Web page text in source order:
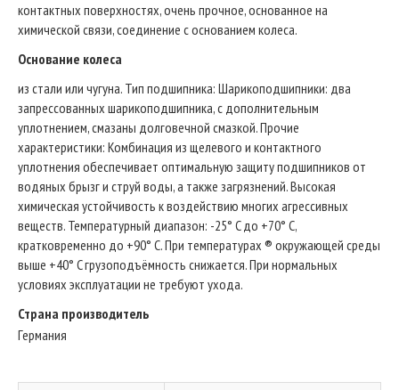
контактных поверхностях, очень прочное, основанное на
химической связи, соединение с основанием колеса.
Основание колеса
из стали или чугуна. Тип подшипникa: Шарикоподшипники: два
запрессованных шарикоподшипника, с дополнительным
уплотнением, смазаны долговечной смазкой. Прочие
характеристики: Комбинация из щелевого и контактного
уплотнения обеспечивает оптимальную защиту подшипников от
водяных брызг и струй воды, а также загрязнений. Высокая
химическая устойчивость к воздействию многих агрессивных
веществ. Температурный диапазон: -25° C до +70° C,
кратковременно до +90° C. При температурах ® окружающей среды
выше +40° C грузоподъёмность снижается. При нормальных
условиях эксплуатации не требуют ухода.
Страна производитель
Германия